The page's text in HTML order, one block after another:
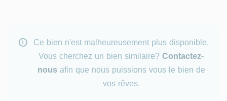
Ce bien n'est malheureusement plus disponible.
Vous cherchez un bien similaire? Contactez-
nous afin que nous puissions vous le bien de
vos rêves.